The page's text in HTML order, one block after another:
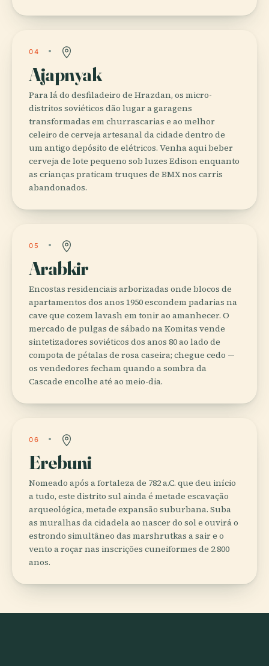
04
Ajapnyak
Para lá do desfiladeiro de Hrazdan, os micro-
distritos soviéticos dão lugar a garagens
transformadas em churrascarias e ao melhor
celeiro de cerveja artesanal da cidade dentro de
um antigo depósito de elétricos. Venha aqui beber
cerveja de lote pequeno sob luzes Edison enquanto
as crianças praticam truques de BMX nos carris
abandonados.
05
Arabkir
Encostas residenciais arborizadas onde blocos de
apartamentos dos anos 1950 escondem padarias na
cave que cozem lavash em tonir ao amanhecer. O
mercado de pulgas de sábado na Komitas vende
sintetizadores soviéticos dos anos 80 ao lado de
compota de pétalas de rosa caseira; chegue cedo —
os vendedores fecham quando a sombra da
Cascade encolhe até ao meio-dia.
06
Erebuni
Nomeado após a fortaleza de 782 a.C. que deu início
a tudo, este distrito sul ainda é metade escavação
arqueológica, metade expansão suburbana. Suba
as muralhas da cidadela ao nascer do sol e ouvirá o
estrondo simultâneo das marshrutkas a sair e o
vento a roçar nas inscrições cuneiformes de 2.800
anos.